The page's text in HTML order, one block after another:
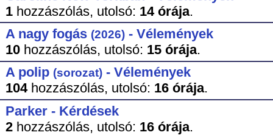
1hozzászólás, utolsó: 14 órája.
A nagy fogás (2026)- Vélemények
10hozzászólás, utolsó: 15 órája.
A polip (sorozat)- Vélemények
104hozzászólás, utolsó: 16 órája.
Parker - Kérdések
2hozzászólás, utolsó: 16 órája.